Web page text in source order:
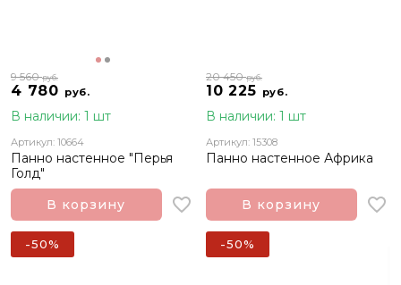
4 780 руб.
9 560руб.
В наличии: 1 шт
Артикул: 10664
Панно настенное "Перья
Голд"
В корзину
10 225 руб.
20 450руб.
В наличии: 1 шт
Артикул: 15308
Панно настенное Африка
В корзину
-50% -50%